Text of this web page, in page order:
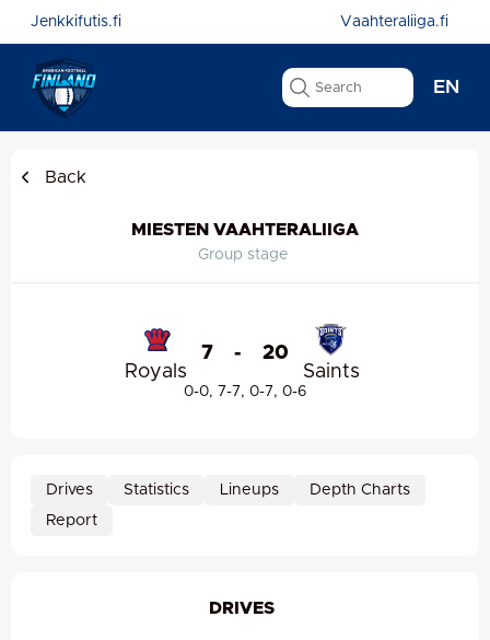
Jenkkifutis.fi Vaahteraliiga.fi
EN
Back
MIESTEN VAAHTERALIIGA
Group stage
Royals
7 -
20
Saints
0-0, 7-7, 0-7, 0-6
Drives Statistics Lineups
Depth Charts
Report
DRIVES